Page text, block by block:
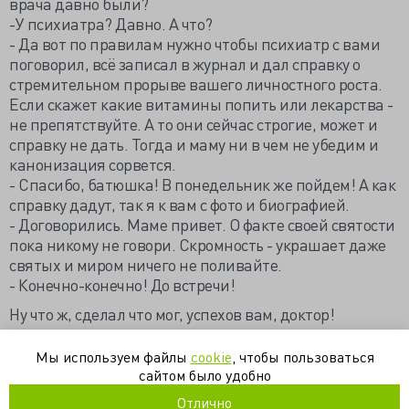
-У психиатра? Давно. А что?
- Да вот по правилам нужно чтобы психиатр с вами
поговорил, всё записал в журнал и дал справку о
стремительном прорыве вашего личностного роста.
Если скажет какие витамины попить или лекарства -
не препятствуйте. А то они сейчас строгие, может и
справку не дать. Тогда и маму ни в чем не убедим и
канонизация сорвется.
- Спасибо, батюшка! В понедельник же пойдем! А как
справку дадут, так я к вам с фото и биографией.
- Договорились. Маме привет. О факте своей святости
пока никому не говори. Скромность - украшает даже
святых и миром ничего не поливайте.
- Конечно-конечно! До встречи!
Ну что ж, сделал что мог, успехов вам, доктор!
Мы используем файлы cookie , чтобы пользоваться
сайтом было удобно
Отлично